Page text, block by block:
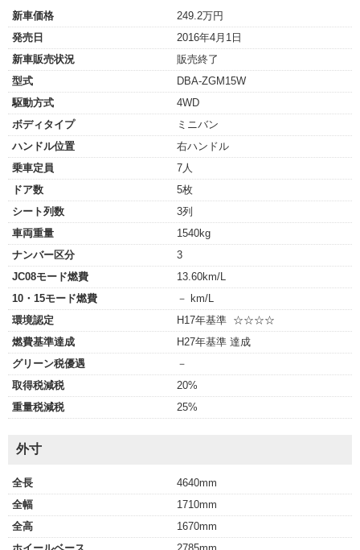
新車価格
249.2万円
発売日
2016年4月1日
新車販売状況
販売終了
型式
DBA-ZGM15W
駆動方式
4WD
ボディタイプ
ミニバン
ハンドル位置
右ハンドル
乗車定員
7人
ドア数
5枚
シート列数
3列
車両重量
1540kg
ナンバー区分
3
JC08モード燃費
13.60km/L
10・15モード燃費
－ km/L
環境認定
H17年基準 ☆☆☆☆
燃費基準達成
H27年基準 達成
グリーン税優遇
－
取得税減税
20%
重量税減税
25%
外寸
全長
4640mm
全幅
1710mm
全高
1670mm